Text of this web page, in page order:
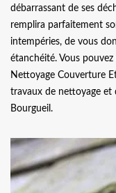
débarrassant de ses
remplira parfaitement
intempéries, de vous
étanchéité. Vous
Nettoyage Couverture
travaux de nettoyage et
Bourgueil.